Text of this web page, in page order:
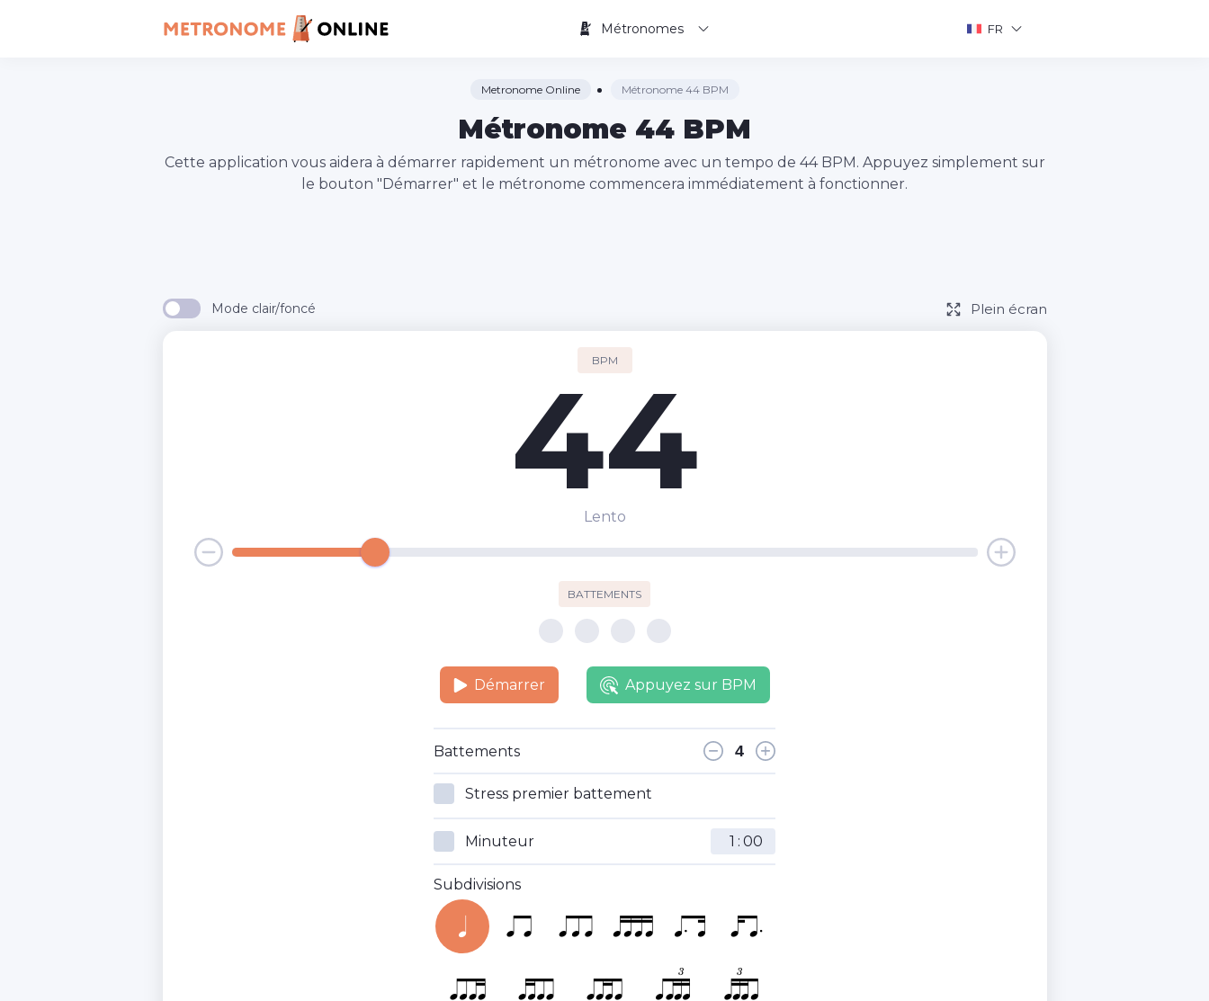
Métronomes FR
Metronome Online Métronome 44 BPM
Métronome 44 BPM
Cette application vous aidera à démarrer rapidement un métronome avec un tempo de 44 BPM. Appuyez simplement sur
le bouton "Démarrer" et le métronome commencera immédiatement à fonctionner.
Mode clair/foncé Plein écran
BPM
44
Lento
BATTEMENTS
Démarrer Appuyez sur BPM
Battements
Stress premier battement
Minuteur :
Subdivisions